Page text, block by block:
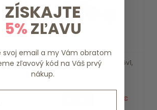
Little
€
Trojkolka Razor Pro 6v1,
94.40 €
ZÍSKAJTE
5%ZĽAVU
svoj email a my Vám obratom
zľavový kód na Váš prvý
nákup.